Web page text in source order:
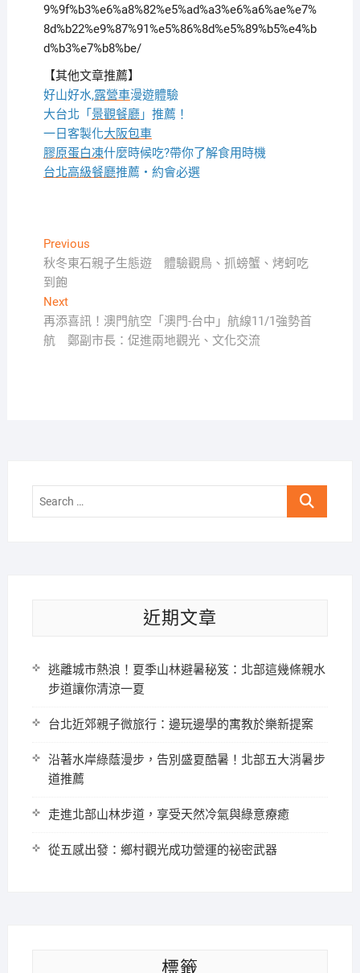
9%9f%b3%e6%a8%82%e5%ad%a3%e6%a6%ae%e7%
8d%b22%e9%87%91%e5%86%8d%e5%89%b5%e4%b
d%b3%e7%b8%be/
【其他文章推薦】
好山好水,露營車漫遊體驗
大台北「 景觀餐廳」推薦！
一日客製化大阪包車
膠原蛋白凍什麼時候吃?帶你了解食用時機
台北高級餐廳推薦・約會必選
文
章
導
覽
PreviousPrevious
post:
秋冬東石親子生態遊 體驗觀鳥、抓螃蟹、烤蚵吃
到飽
NextNext
post:
再添喜訊！澳門航空「澳門-台中」航線11/1強勢首
航 鄭副市長：促進兩地觀光、文化交流
Search
近期文章
逃離城市熱浪！夏季山林避暑秘笈：北部這幾條親水
步道讓你清涼一夏
台北近郊親子微旅行：邊玩邊學的寓教於樂新提案
沿著水岸綠蔭漫步，告別盛夏酷暑！北部五大消暑步
道推薦
走進北部山林步道，享受天然冷氣與綠意療癒
從五感出發：鄉村觀光成功營運的祕密武器
標籤